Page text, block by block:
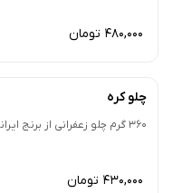
480,000 تومان
چلو کره
360 گرم چلو زعفرانی از برنج ایرانی
430,000 تومان